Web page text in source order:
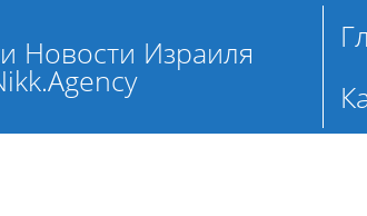
Новости Израиля